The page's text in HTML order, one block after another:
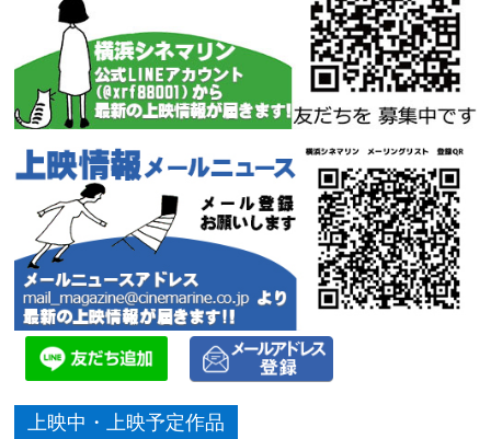
上映中・上映予定作品